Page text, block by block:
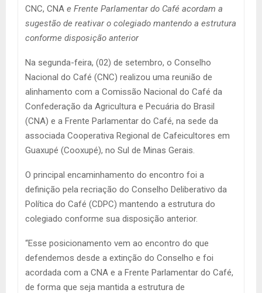
CNC, CNA e Frente Parlamentar do Café acordam a
sugestão de reativar o colegiado mantendo a estrutura
conforme disposição anterior
Na segunda-feira, (02) de setembro, o Conselho
Nacional do Café (CNC) realizou uma reunião de
alinhamento com a Comissão Nacional do Café da
Confederação da Agricultura e Pecuária do Brasil
(CNA) e a Frente Parlamentar do Café, na sede da
associada Cooperativa Regional de Cafeicultores em
Guaxupé (Cooxupé), no Sul de Minas Gerais.
O principal encaminhamento do encontro foi a
definição pela recriação do Conselho Deliberativo da
Política do Café (CDPC) mantendo a estrutura do
colegiado conforme sua disposição anterior.
“Esse posicionamento vem ao encontro do que
defendemos desde a extinção do Conselho e foi
acordada com a CNA e a Frente Parlamentar do Café,
de forma que seja mantida a estrutura de